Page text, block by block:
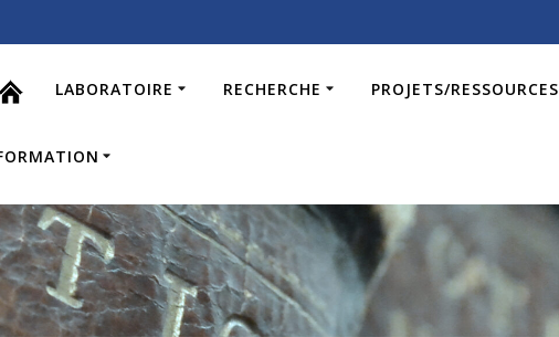
LABORATOIRE RECHERCHE PROJETS/RESSOURCES